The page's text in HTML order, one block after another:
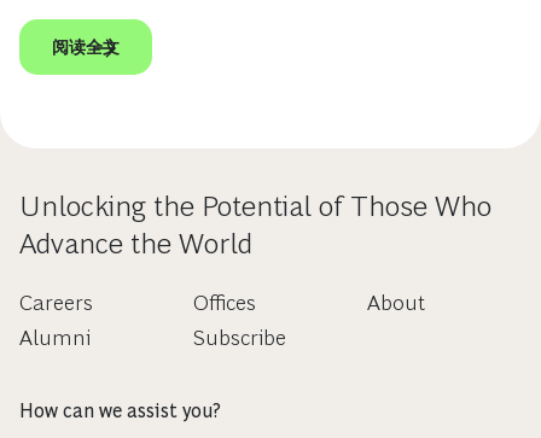
阅读全文
Unlocking the Potential of Those Who
Advance the World
Careers
Alumni
Offices
Subscribe
About
How can we assist you?